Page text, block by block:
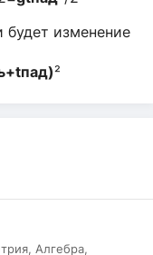
будет изменение
²
Алгебра,